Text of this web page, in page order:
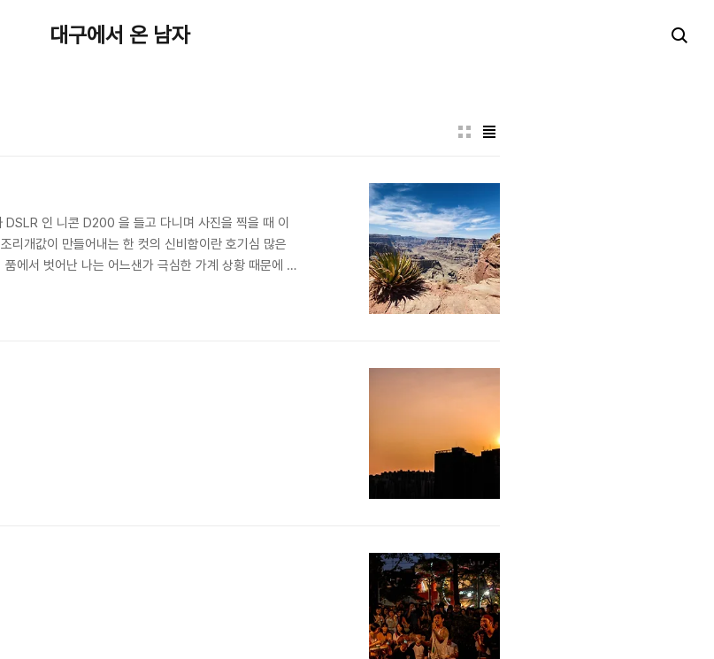
대구에서 온 남자
인 니콘 D200 을 들고 다니며 사진을 찍을 때 이
리개값이 만들어내는 한 컷의 신비함이란 호기심 많은
에서 벗어난 나는 어느샌가 극심한 가계 상황 때문에 아